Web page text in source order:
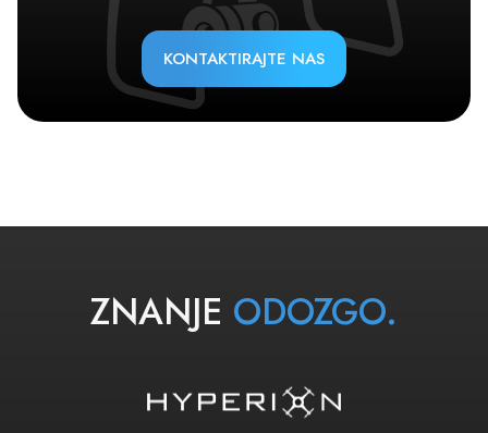
KONTAKTIRAJTE NAS
ZNANJE ODOZGO.